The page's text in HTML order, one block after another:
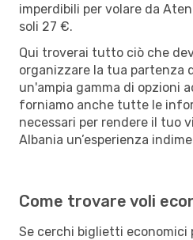
imperdibili per volare da
soli 27 €.
Qui troverai tutto ciò che
organizzare la tua partenza
un'ampia gamma di opzioni
forniamo anche tutte le
necessari per rendere il tuo
Albania un’esperienza
Come trovare voli
Se cerchi biglietti economici